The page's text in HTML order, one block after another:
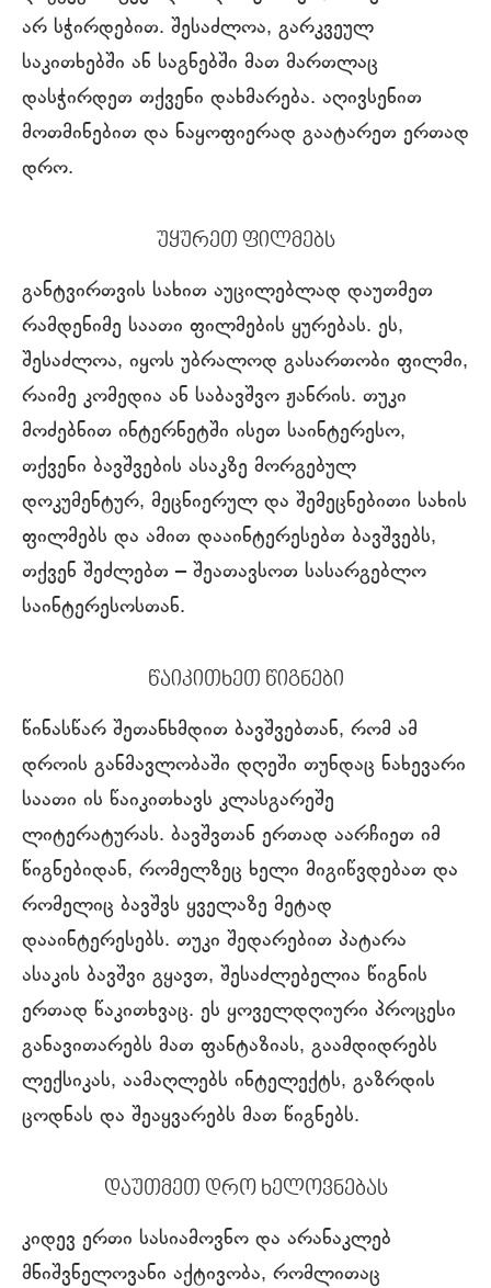
არ სჭირდებით. შესაძლოა, გარკვეულ
საკითხებში ან საგნებში მათ მართლაც
დასჭირდეთ თქვენი დახმარება. აღივსენით
მოთმინებით და ნაყოფიერად გაატარეთ ერთად
დრო.
უყურეთ ფილმებს
განტვირთვის სახით აუცილებლად დაუთმეთ
რამდენიმე საათი ფილმების ყურებას. ეს,
შესაძლოა, იყოს უბრალოდ გასართობი ფილმი,
რაიმე კომედია ან საბავშვო ჟანრის. თუკი
მოძებნით ინტერნეტში ისეთ საინტერესო,
თქვენი ბავშვების ასაკზე მორგებულ
დოკუმენტურ, მეცნიერულ და შემეცნებითი სახის
ფილმებს და ამით დააინტერესებთ ბავშვებს,
თქვენ შეძლებთ ‒ შეათავსოთ სასარგებლო
საინტერესოსთან.
წაიკითხეთ წიგნები
წინასწარ შეთანხმდით ბავშვებთან, რომ ამ
დროის განმავლობაში დღეში თუნდაც ნახევარი
საათი ის წაიკითხავს კლასგარეშე
ლიტერატურას. ბავშვთან ერთად აარჩიეთ იმ
წიგნებიდან, რომელზეც ხელი მიგიწვდებათ და
რომელიც ბავშვს ყველაზე მეტად
დააინტერესებს. თუკი შედარებით პატარა
ასაკის ბავშვი გყავთ, შესაძლებელია წიგნის
ერთად წაკითხვაც. ეს ყოველდღიური პროცესი
განავითარებს მათ ფანტაზიას, გაამდიდრებს
ლექსიკას, აამაღლებს ინტელექტს, გაზრდის
ცოდნას და შეაყვარებს მათ წიგნებს.
დაუთმეთ დრო ხელოვნებას
კიდევ ერთი სასიამოვნო და არანაკლებ
მნიშვნელოვანი აქტივობა, რომლითაც